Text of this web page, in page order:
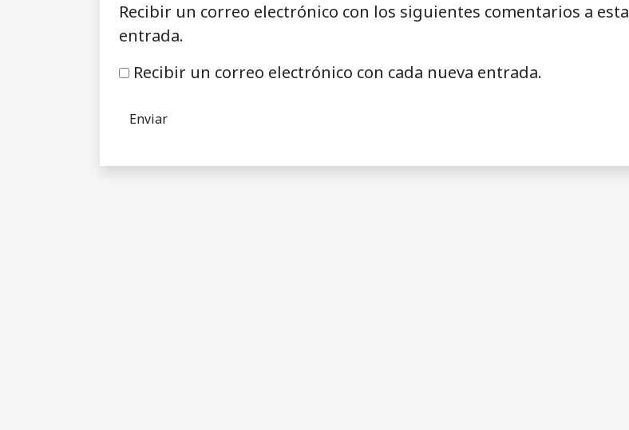
Recibir un correo electrónico con los siguientes comentarios a esta
entrada.
Recibir un correo electrónico con cada nueva entrada.